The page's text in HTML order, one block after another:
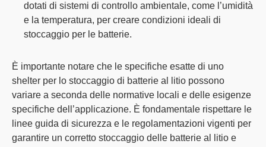
dotati di sistemi di controllo ambientale, come l’umidità
e la temperatura, per creare condizioni ideali di
stoccaggio per le batterie.
È importante notare che le specifiche esatte di uno
shelter per lo stoccaggio di batterie al litio possono
variare a seconda delle normative locali e delle esigenze
specifiche dell’applicazione. È fondamentale rispettare le
linee guida di sicurezza e le regolamentazioni vigenti per
garantire un corretto stoccaggio delle batterie al litio e